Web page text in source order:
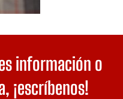
información o
¡escríbenos!